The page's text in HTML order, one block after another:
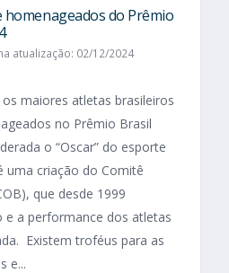
homenageados do Prêmio
atualização: 02/12/2024
maiores atletas brasileiros
no Prêmio Brasil
o “Oscar” do esporte
uma criação do Comitê
que desde 1999
e a performance dos atletas
Existem troféus para as
e...